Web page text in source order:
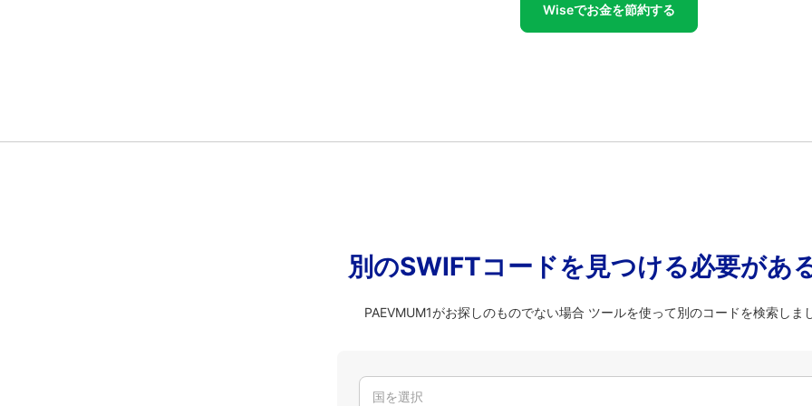
Wiseでお金を節約する
別のSWIFTコードを見つける必要があ
PAEVMUM1がお探しのものでない場合 ツールを使って別のコードを検索しま
国を選択